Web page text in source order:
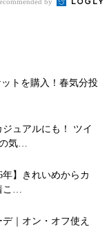
トを購入！春気分投
ュアルにも！ ツイ
気…
】きれいめからカ
こ…
｜オン・オフ使え